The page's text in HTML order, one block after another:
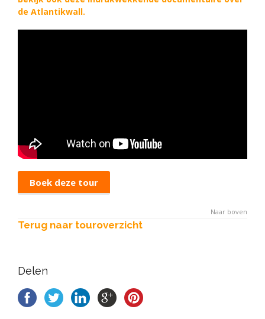
de Atlantikwall.
Boek deze tour
Naar boven
Terug naar touroverzicht
Delen